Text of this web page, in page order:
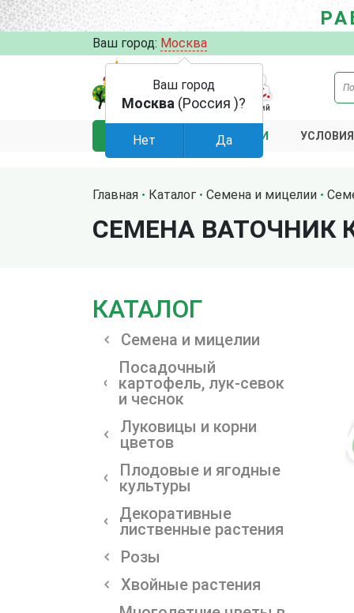
Ваш город: Москва
КАТАЛОГ АКЦИИ УСЛОВИЯ
Главная Каталог Семена и мицелии
СЕМЕНА ВАТОЧНИК
КАТАЛОГ
Семена и мицелии
Посадочный
картофель, лук-севок
и чеснок
Луковицы и корни
цветов
Плодовые и ягодные
культуры
Декоративные
лиственные растения
Розы
Хвойные растения
Ваш город
Москва (Россия )?
Нет Да